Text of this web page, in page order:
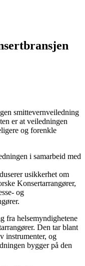
smittevernveiledning
er at veiledningen
og forenkle
i samarbeid med
usikkerhet om
Konsertarrangører,
og
fra helsemyndighetene
Den tar blant
instrumenter, og
bygger på den